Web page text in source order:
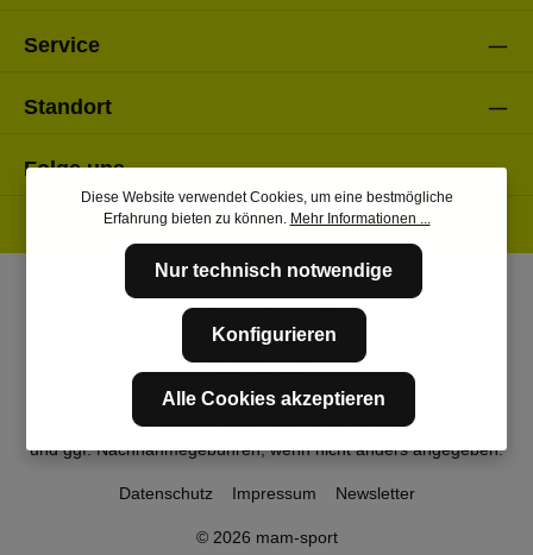
Service
Standort
Folge uns
* Alle Preise inkl. gesetzl. Mehrwertsteuer zzgl.Versandkosten
und ggf. Nachnahmegebühren, wenn nicht anders angegeben.
© 2026 mam-sport
Datenschutz Impressum Newsletter
Diese Website verwendet Cookies, um eine bestmögliche
Erfahrung bieten zu können. Mehr Informationen ...
Nur technisch notwendige
Konfigurieren
Alle Cookies akzeptieren